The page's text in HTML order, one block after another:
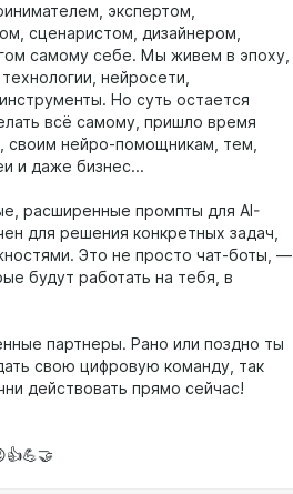
экспертом,
сценаристом, дизайнером,
самому себе. Мы живем в эпоху,
нейросети,
Но суть остается
всё самому, пришло время
своим нейро-помощникам, тем,
и даже бизнес...
расширенные промпты для AI-
для решения конкретных задач,
Это не просто чат-боты, —
будут работать на тебя, в
партнеры. Рано или поздно ты
свою цифровую команду, так
действовать прямо сейчас!